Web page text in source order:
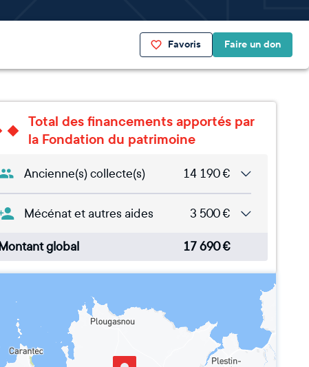
Favoris Faire un don
Total des financements apportés par
la Fondation du patrimoine
Ancienne(s) collecte(s) 14 190€
Mécénat et autres aides 3 500€
Montant global 17 690€